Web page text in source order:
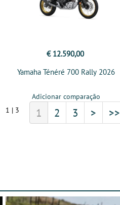
€ 12.590,00
Yamaha Ténéré 700 Rally 2026
Adicionar comparação
1 | 3
1 2 3 > >>